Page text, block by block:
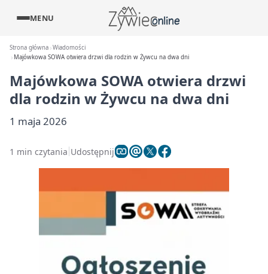
MENU
Strona główna Wiadomości
Majówkowa SOWA otwiera drzwi dla rodzin w Żywcu na dwa dni
Majówkowa SOWA otwiera drzwi
dla rodzin w Żywcu na dwa dni
1 maja 2026
1 min czytania Udostępnij